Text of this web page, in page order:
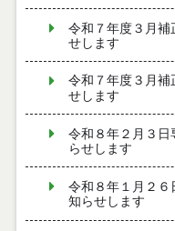
令和７年度３月補
せします
令和７年度３月補
せします
令和８年２月３日
らせします
令和８年１月２６
知らせします